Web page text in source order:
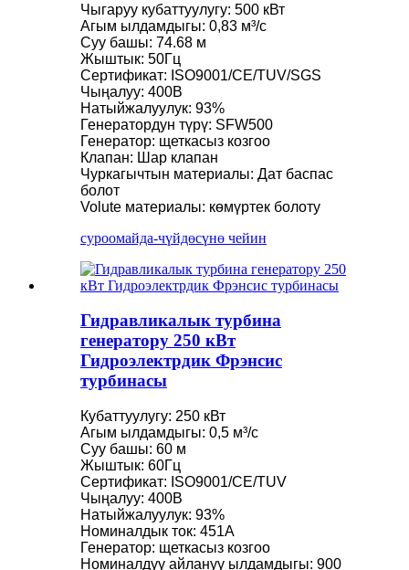
Чыгаруу кубаттуулугу: 500 кВт
Агым ылдамдыгы: 0,83 м³/с
Суу башы: 74.68 м
Жыштык: 50Гц
Сертификат: ISO9001/CE/TUV/SGS
Чыңалуу: 400В
Натыйжалуулук: 93%
Генератордун түрү: SFW500
Генератор: щеткасыз козгоо
Клапан: Шар клапан
Чуркагычтын материалы: Дат баспас
болот
Volute материалы: көмүртек болоту
суроомайда-чүйдөсүнө чейин
Гидравликалык турбина
генератору 250 кВт
Гидроэлектрдик Фрэнсис
турбинасы
Кубаттуулугу: 250 кВт
Агым ылдамдыгы: 0,5 м³/с
Суу башы: 60 м
Жыштык: 60Гц
Сертификат: ISO9001/CE/TUV
Чыңалуу: 400В
Натыйжалуулук: 93%
Номиналдык ток: 451A
Генератор: щеткасыз козгоо
Номиналдуу айлануу ылдамдыгы: 900